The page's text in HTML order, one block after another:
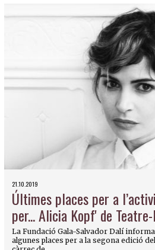
21.10.2019
Últimes places per a
per... Alicia Kopf' de
La Fundació Gala-Salvador Dalí
algunes places per a la segona edició